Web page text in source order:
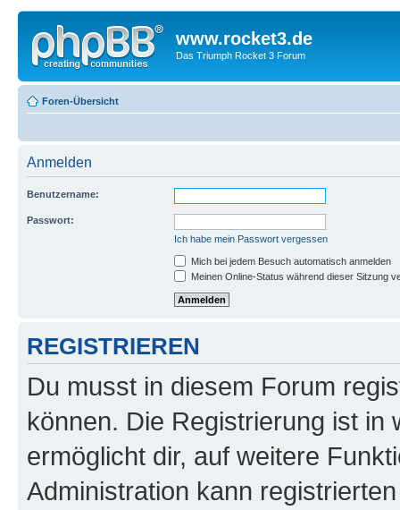
www.rocket3.de
Das Triumph Rocket 3 Forum
Foren-Übersicht
Anmelden
Benutzername:
Passwort:
Ich habe mein Passwort vergessen
Mich bei jedem Besuch automatisch anmelden
Meinen Online-Status während dieser Sitzung
REGISTRIEREN
Du musst in diesem Forum
können. Die Registrierung ist in
ermöglicht dir, auf weitere
Administration kann